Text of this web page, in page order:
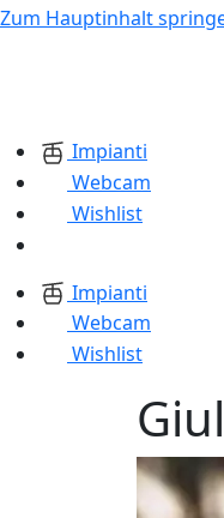
Zum Hauptinhalt
Impianti
Webcam
Wishlist
Impianti
Webcam
Wishlist